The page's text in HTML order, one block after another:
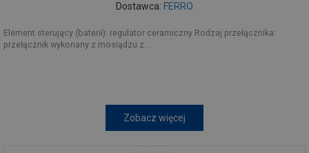
Dostawca: FERRO
Element sterujący (baterii): regulator ceramiczny Rodzaj przełącznika:
przełącznik wykonany z mosiądzu z...
Zobacz więcej